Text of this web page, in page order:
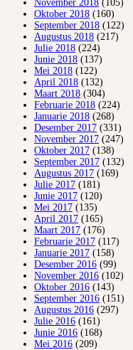
November 2018 (105)
Oktober 2018 (160)
September 2018 (122)
Augustus 2018 (217)
Julie 2018 (224)
Junie 2018 (137)
Mei 2018 (122)
April 2018 (132)
Maart 2018 (304)
Februarie 2018 (224)
Januarie 2018 (268)
Desember 2017 (331)
November 2017 (247)
Oktober 2017 (138)
September 2017 (132)
Augustus 2017 (169)
Julie 2017 (181)
Junie 2017 (120)
Mei 2017 (135)
April 2017 (165)
Maart 2017 (176)
Februarie 2017 (117)
Januarie 2017 (158)
Desember 2016 (99)
November 2016 (102)
Oktober 2016 (143)
September 2016 (151)
Augustus 2016 (297)
Julie 2016 (161)
Junie 2016 (168)
Mei 2016 (209)